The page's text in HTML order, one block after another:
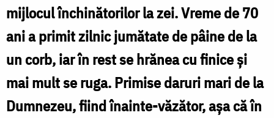
mijlocul închinătorilor la zei. Vreme de 70
ani a primit zilnic jumătate de pâine de la
un corb, iar în rest se hrănea cu finice și
mai mult se ruga. Primise daruri mari de la
Dumnezeu, fiind înainte-văzător, așa că în